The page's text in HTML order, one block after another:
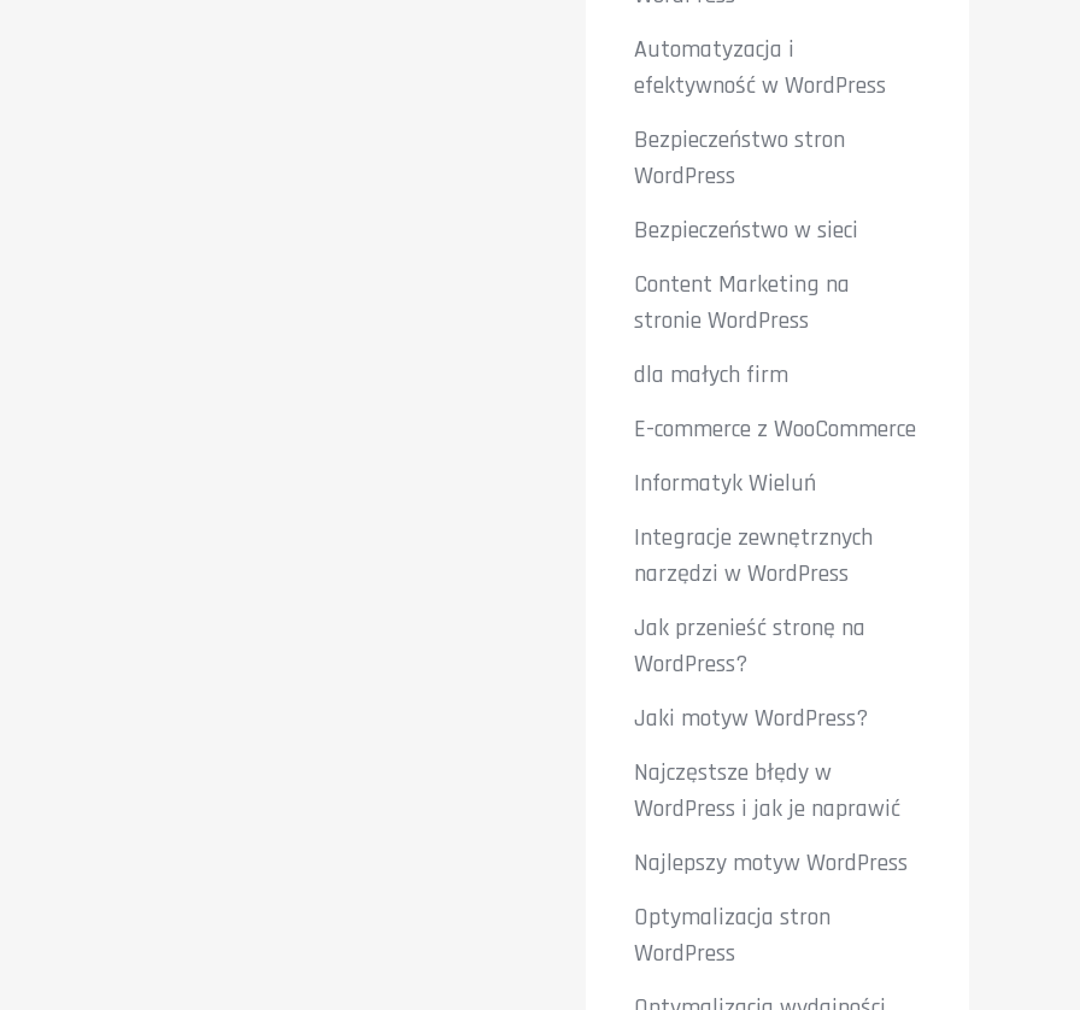
Automatyzacja i
efektywność w WordPress
Bezpieczeństwo stron
WordPress
Bezpieczeństwo w sieci
Content Marketing na
stronie WordPress
dla małych firm
E-commerce z WooCommerce
Informatyk Wieluń
Integracje zewnętrznych
narzędzi w WordPress
Jak przenieść stronę na
WordPress?
Jaki motyw WordPress?
Najczęstsze błędy w
WordPress i jak je naprawić
Najlepszy motyw WordPress
Optymalizacja stron
WordPress